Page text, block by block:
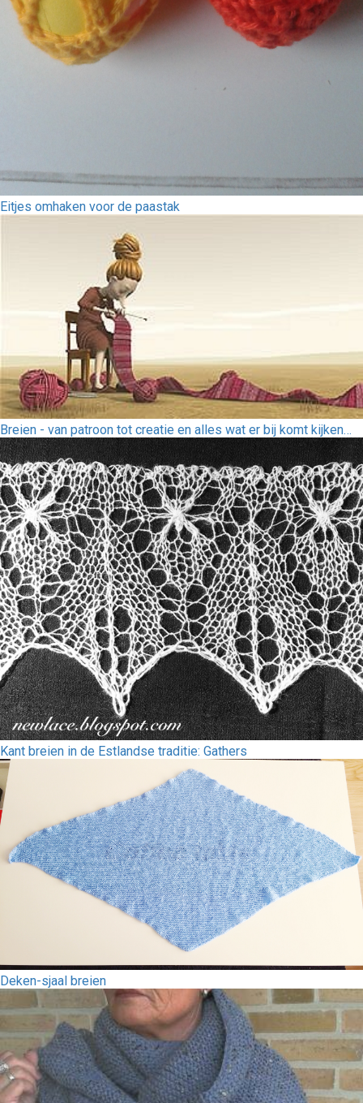
Eitjes omhaken voor de paastak
Breien - van patroon tot creatie en alles wat er bij komt kijken…
Kant breien in de Estlandse traditie: Gathers
Deken-sjaal breien